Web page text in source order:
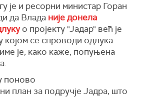
је и ресорни министар Горан
да Влада није донела
о пројекту "Јадар" већ је
којом се спроводи одлука
је, како каже, попуњена
поново
план за подручје Јадра, што